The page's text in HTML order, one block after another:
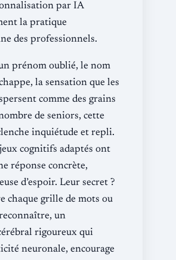
par IA
la pratique
des professionnels.
prénom oublié, le nom
la sensation que les
comme des grains
de seniors, cette
inquiétude et repli.
cognitifs adaptés ont
réponse concrète,
d’espoir. Leur secret ?
chaque grille de mots ou
un
rigoureux qui
neuronale, encourage